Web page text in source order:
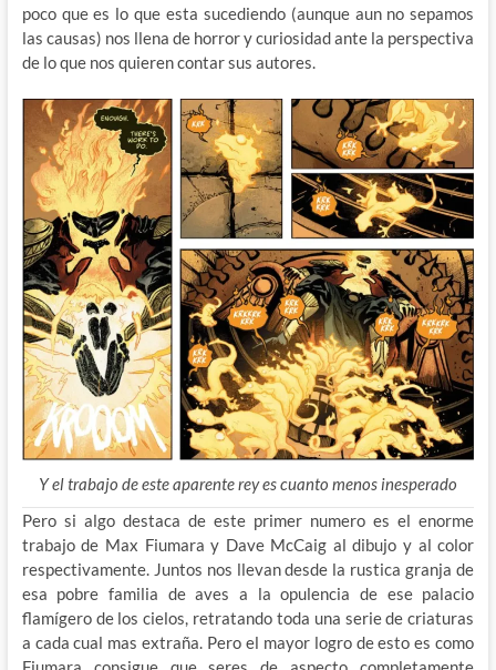
poco que es lo que esta sucediendo (aunque aun no sepamos
las causas) nos llena de horror y curiosidad ante la perspectiva
de lo que nos quieren contar sus autores.
Y el trabajo de este aparente rey es cuanto menos inesperado
Pero si algo destaca de este primer numero es el enorme
trabajo de Max Fiumara y Dave McCaig al dibujo y al color
respectivamente. Juntos nos llevan desde la rustica granja de
esa pobre familia de aves a la opulencia de ese palacio
flamígero de los cielos, retratando toda una serie de criaturas
a cada cual mas extraña. Pero el mayor logro de esto es como